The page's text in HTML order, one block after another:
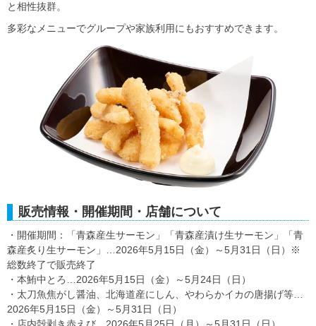
と相性抜群。
多彩なメニューでグループや家族利用にもおすすめできます。
販売情報・開催期間・店舗について
・開催期間：「青森産生サーモン」「青森産漬け生サーモン」「青
森産炙り生サーモン」…2026年5月15日（金）～5月31日（日）※
総数終了で販売終了
・本鮪中とろ…2026年5月15日（金）～5月24日（日）
・太刀魚焦がし醤油、北海道産にしん、やわらかイカの唐揚げ等…
2026年5月15日（金）～5月31日（日）
・店内殻剥き赤えび…2026年5月25日（月）～5月31日（日）